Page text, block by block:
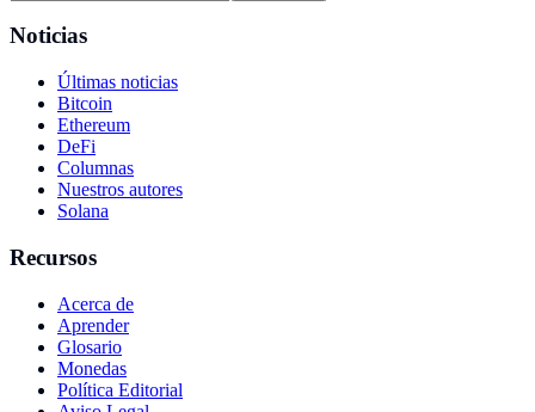
Noticias
Últimas noticias
Bitcoin
Ethereum
DeFi
Columnas
Nuestros autores
Solana
Recursos
Acerca de
Aprender
Glosario
Monedas
Política Editorial